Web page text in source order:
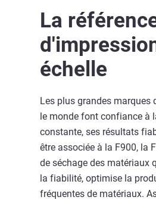
La
échelle
Les plus grandes marques
le monde font confiance à
constante, ses résultats
être associée à la F900, la
de séchage des matériaux
la fiabilité, optimise la
fréquentes de matériaux.